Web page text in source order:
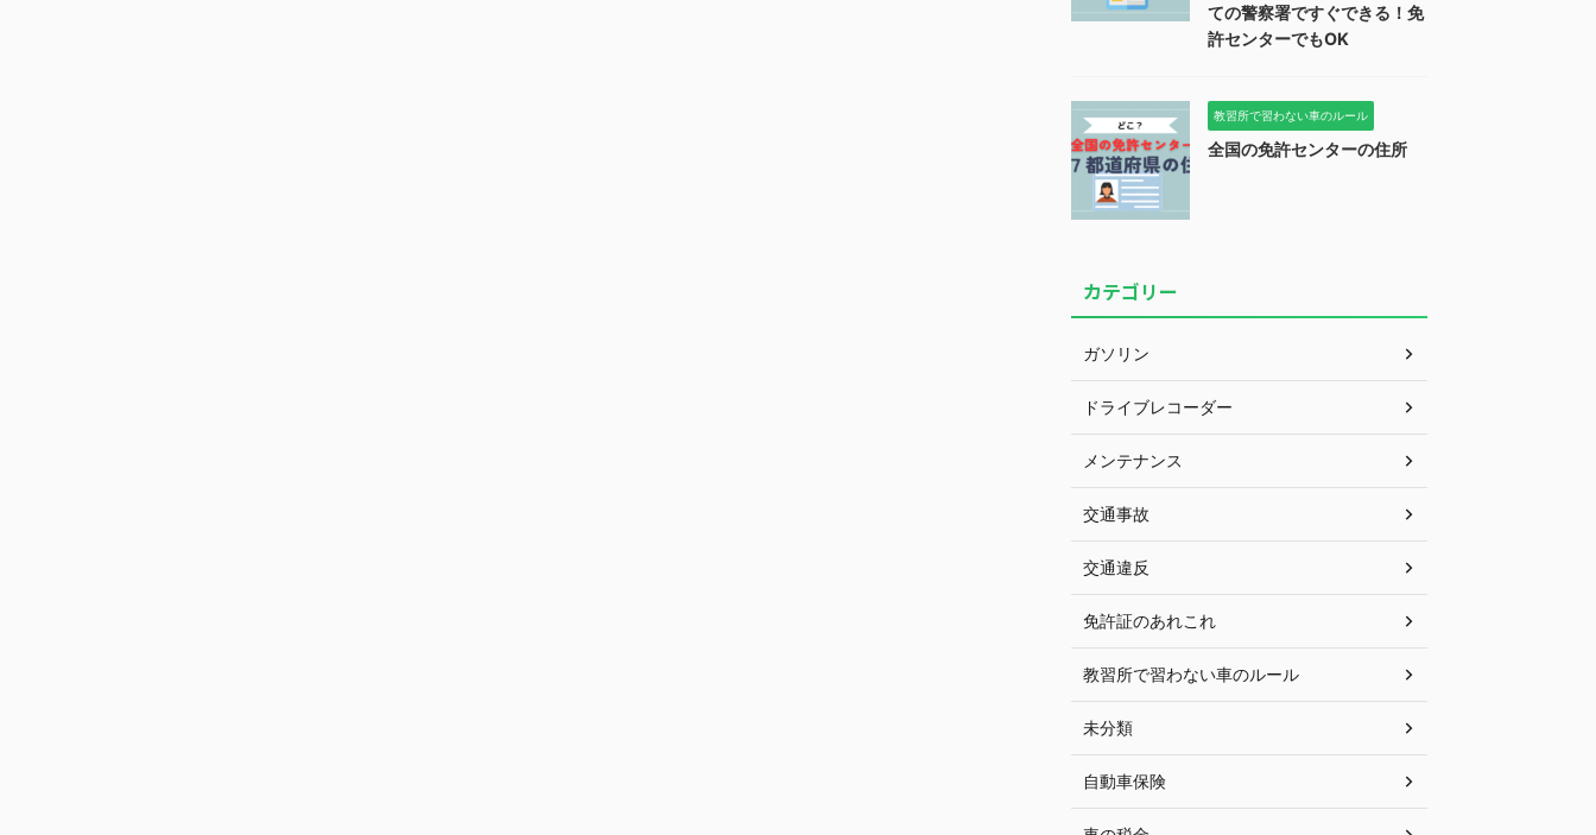
ての警察署ですぐできる！免
許センターでもOK
教習所で習わない車のルール
全国の免許センターの住所
カテゴリー
ガソリン
ドライブレコーダー
メンテナンス
交通事故
交通違反
免許証のあれこれ
教習所で習わない車のルール
未分類
自動車保険